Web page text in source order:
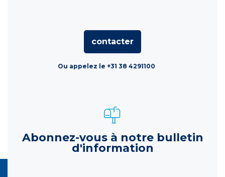
contacter
Ou appelez le +31 38 4291100
Abonnez-vous à notre bulletin
d'information